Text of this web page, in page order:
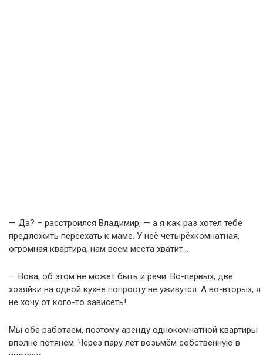
— Да? – расстроился Владимир, — а я как раз хотел тебе
предложить переехать к маме. У неё четырёхкомнатная,
огромная квартира, нам всем места хватит…
— Вова, об этом не может быть и речи. Во-первых, две
хозяйки на одной кухне попросту не уживутся. А во-вторых, я
не хочу от кого-то зависеть!
Мы оба работаем, поэтому аренду однокомнатной квартиры
вполне потянем. Через пару лет возьмём собственную в